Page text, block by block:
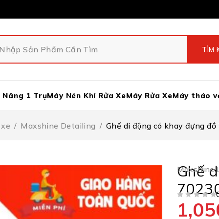
Nâng 1 TrụMáy Nén Khí Rửa XeMáy Rửa XeMáy tháo
/ Maxshine Detailing / Ghế di động có khay đựng
Maxshine
Ghế